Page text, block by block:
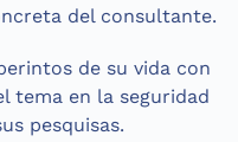
del consultante.
de su vida con
tema en la seguridad
pesquisas.